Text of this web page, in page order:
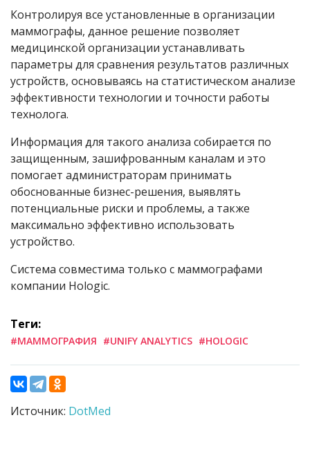
Контролируя все установленные в организации
маммографы, данное решение позволяет
медицинской организации устанавливать
параметры для сравнения результатов различных
устройств, основываясь на статистическом анализе
эффективности технологии и точности работы
технолога.
Информация для такого анализа собирается по
защищенным, зашифрованным каналам и это
помогает администраторам принимать
обоснованные бизнес-решения, выявлять
потенциальные риски и проблемы, а также
максимально эффективно использовать
устройство.
Система совместима только с маммографами
компании Hologic.
Теги:
#МАММОГРАФИЯ #UNIFY ANALYTICS #HOLOGIC
Источник: DotMed